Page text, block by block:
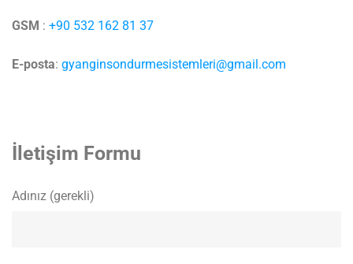
GSM : +90 532 162 81 37
E-posta: gyanginsondurmesistemleri@gmail.com
İletişim Formu
Adınız (gerekli)